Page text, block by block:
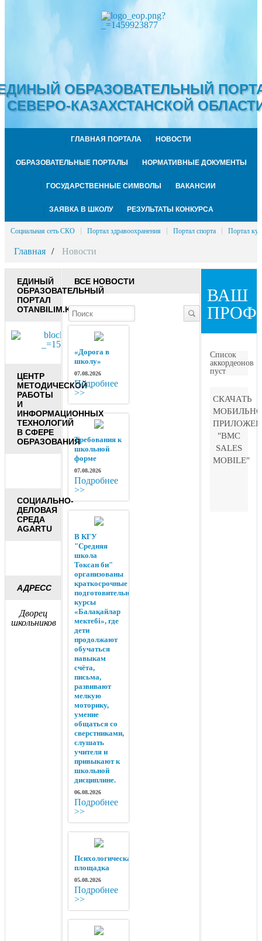
ОБРАЗОВАТЕЛЬНЫЙ
СЕВЕРО-КАЗАХСТАНСКОЙ
ГЛАВНАЯ ПОРТАЛА НОВОСТИ
ОБРАЗОВАТЕЛЬНЫЕ ПОРТАЛЫ НОРМАТИВНЫЕ ДОКУМЕНТЫ
ГОСУДАРСТВЕННЫЕ СИМВОЛЫ ВАКАНСИИ
ЗАЯВКА В ШКОЛУ РЕЗУЛЬТАТЫ КОНКУРСА
Социальная сеть СКО Портал здравоохранения Портал спорта Портал
Главная Новости
ЕДИНЫЙ
ОБРАЗОВАТЕЛЬНЫЙ
ПОРТАЛ
OTANBILIM.KZ
ЦЕНТР
МЕТОДИЧЕСКОЙ
РАБОТЫ
И
ИНФОРМАЦИОННЫХ
ТЕХНОЛОГИЙ
В СФЕРЕ
ОБРАЗОВАНИЯ
СОЦИАЛЬНО-
ДЕЛОВАЯ
СРЕДА
AGARTU
АДРЕСС
Дворец
школьников
ВАШ
Список
аккордеонов
пуст
СКАЧАТЬ
"BMC
SALES
MOBILE"
ВСЕ НОВОСТИ
«Дорога в
школу»
07.08.2026
Подробнее
>>
Требования к
школьной
форме
07.08.2026
Подробнее
>>
В КГУ
"Средняя
школа
Токсан би"
организованы
краткосрочные
подготовительные
курсы
«Балақайлар
мектебі», где
дети
продолжают
обучаться
навыкам
счёта,
письма,
развивают
мелкую
моторику,
умение
общаться со
сверстниками,
слушать
учителя и
привыкают к
школьной
дисциплине.
06.08.2026
Подробнее
>>
Психологическая
площадка
05.08.2026
Подробнее
>>